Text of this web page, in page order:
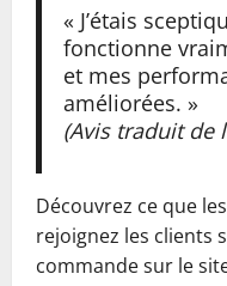
« J’étais
fonctionne
et mes
améliorées. »
(Avis traduit de
Découvrez ce que
rejoignez les clients
commande sur le